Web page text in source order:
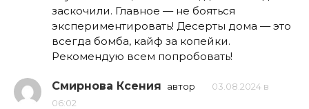
заскочили. Главное — не бояться
экспериментировать! Десерты дома — это
всегда бомба, кайф за копейки.
Рекомендую всем попробовать!
Смирнова Ксения автор
03.08.2024 в
06:02